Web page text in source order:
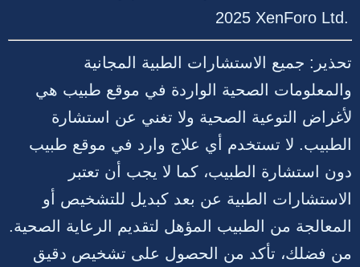
2025 XenForo Ltd.
تحذير: جميع الاستشارات الطبية المجانية
والمعلومات الصحية الواردة في موقع طبيب هي
لأغراض التوعية الصحية ولا تغني عن استشارة
الطبيب. لا تستخدم أي علاج وارد في موقع طبيب
دون استشارة الطبيب، كما لا يجب أن تعتبر
الاستشارات الطبية عن بعد كبديل للتشخيص أو
المعالجة من الطبيب المؤهل لتقديم الرعاية الصحية.
من فضلك، تأكد من الحصول على تشخيص دقيق